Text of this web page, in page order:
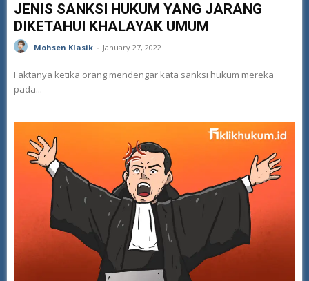
JENIS SANKSI HUKUM YANG JARANG
DIKETAHUI KHALAYAK UMUM
Mohsen Klasik - January 27, 2022
Faktanya ketika orang mendengar kata sanksi hukum mereka
pada...